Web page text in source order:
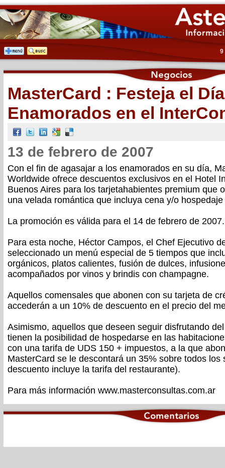
9
MasterCard : Festeja el
Enamorados en el
13 de febrero de 2007
Con el fin de agasajar a los enamorados en su día,
Worldwide ofrece descuentos exclusivos en el Hotel
Buenos Aires para los tarjetahabientes premium que
una velada romántica que incluya cena y/o
La promoción es válida para el 14 de febrero de 2007.
Para esta noche, Héctor Campos, el Chef Ejecutivo
seleccionado un menú especial de 5 tiempos que
orgánicos, platos calientes, fusión de dulces,
acompañados por vinos y brindis con champagne.
Aquellos comensales que abonen con su tarjeta de
accederán a un 10% de descuento en el precio del
Asimismo, aquellos que deseen seguir disfrutando
tienen la posibilidad de hospedarse en las
con una tarifa de UDS 150 + impuestos, a la que
MasterCard se le descontará un 35% sobre todos los
descuento incluye la tarifa del restaurante).
Para más información www.masterconsultas.com.ar